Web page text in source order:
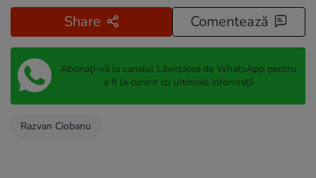
Share Comentează
Abonați-vă la canalul Libertatea de WhatsApp pentru
a fi la curent cu ultimele informații
Razvan Ciobanu